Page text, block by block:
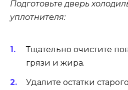
Подготовьте дверь
уплотнителя:
Тщательно очистите
грязи и жира.
Удалите остатки